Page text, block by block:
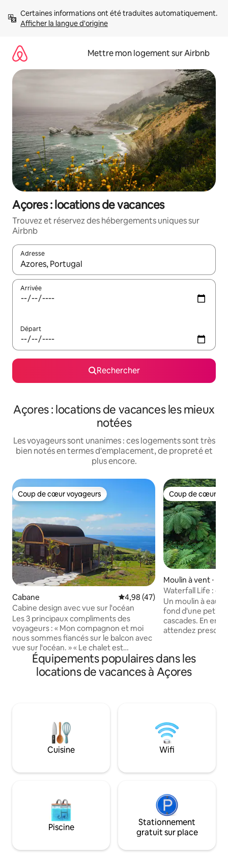
directement
Afficher la langue d'origine
Mettre mon logement sur Airbnb
Açores : locations de vacances
Trouvez et réservez des hébergements uniques sur
Airbnb
Adresse
Lorsque les résultats s'affichent, utilisez les flèches vers le
Arrivée
Départ
Rechercher
Açores : locations de vacances les mieux
notées
Les voyageurs sont unanimes : ces logements sont très
bien notés en termes d'emplacement, de propreté et
plus encore.
Coup de cœur voyageurs
Coup de cœur voyageurs
Cabane Évaluation moyenne sur la
4,98 (47)
Cabine design avec vue sur l'océan
Les 3 principaux compliments des
voyageurs : « Mon compagnon et moi
nous sommes fiancés sur le balcon avec
vue sur l'océan. » « Le chalet est
parfaitement isolé… nous avions
l'impression d'être dans notre propre
bulle !! » « Les hôtes se surpassent en
bois locaux et inspirée du design
japonais, cette retraite se trouve dans
un jardin privé de 5 000 m², parfait pour
les couples ou toute personne
Coup de cœur
Coup de cœur
Moulin à vent ⋅
Waterfall Life : en
nature isolée
Un moulin à eau
fond d'une petite
cascades. En
attendez
première chose
matin. Vous
vieux pont au-
la civilisation est
êtes dans votre
Équipements populaires dans les
locations de vacances à Açores
Cuisine Wifi
Piscine
Stationnement
gratuit sur place